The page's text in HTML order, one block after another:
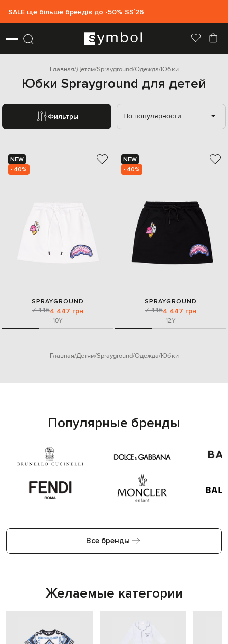
SALE ще більше брендів до -50% SS`26
Главная Детям Sprayground Одежда Юбки
Юбки Sprayground для детей
Фильтры По популярности
NEW
- 40%
SPRAYGROUND
7 4464 447 грн
10Y
NEW
- 40%
SPRAYGROUND
7 4464 447 грн
12Y
Главная Детям Sprayground Одежда Юбки
Популярные бренды
Все бренды
Желаемые категории